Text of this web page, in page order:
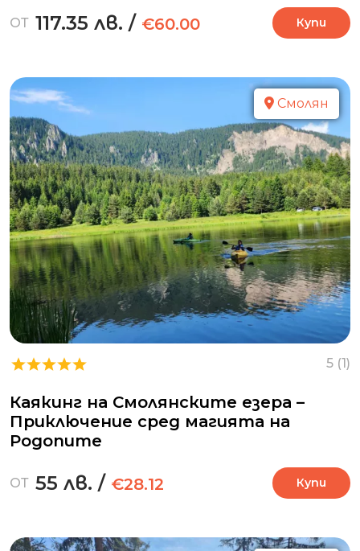
ОТ 117.35 лв. / €60.00 Купи
Смолян
5 (1)
Каякинг на Смолянските езера –
Приключение сред магията на
Родопите
ОТ 55 лв. / €28.12 Купи